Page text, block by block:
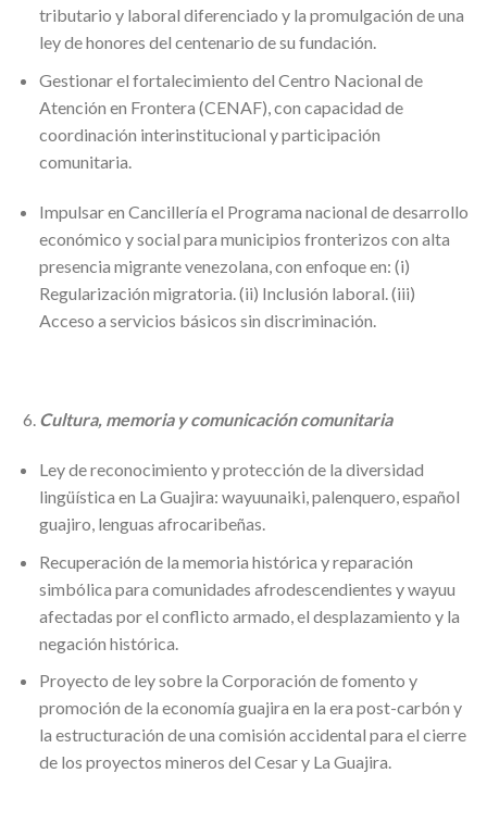
tributario y laboral diferenciado y la promulgación de una
ley de honores del centenario de su fundación.
Gestionar el fortalecimiento del Centro Nacional de
Atención en Frontera (CENAF), con capacidad de
coordinación interinstitucional y participación
comunitaria.
Impulsar en Cancillería el Programa nacional de desarrollo
económico y social para municipios fronterizos con alta
presencia migrante venezolana, con enfoque en: (i)
Regularización migratoria. (ii) Inclusión laboral. (iii)
Acceso a servicios básicos sin discriminación.
Cultura, memoria y comunicación comunitaria
Ley de reconocimiento y protección de la diversidad
lingüística en La Guajira: wayuunaiki, palenquero, español
guajiro, lenguas afrocaribeñas.
Recuperación de la memoria histórica y reparación
simbólica para comunidades afrodescendientes y wayuu
afectadas por el conflicto armado, el desplazamiento y la
negación histórica.
Proyecto de ley sobre la Corporación de fomento y
promoción de la economía guajira en la era post-carbón y
la estructuración de una comisión accidental para el cierre
de los proyectos mineros del Cesar y La Guajira.